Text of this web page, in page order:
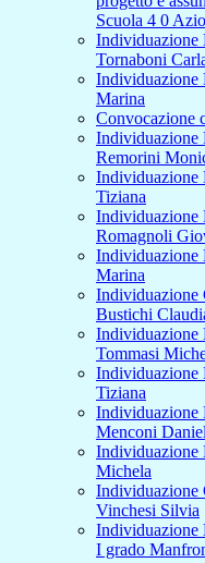
Scuola 4 0
Individuazione
Tornaboni
Individuazione
Marina
Convocazione
Individuazione
Remorini
Individuazione
Tiziana
Individuazione
Romagnoli
Individuazione
Marina
Individuazione
Bustichi
Individuazione
Tommasi
Individuazione
Tiziana
Individuazione
Menconi
Individuazione
Michela
Individuazione
Vinchesi Silvia
Individuazione
I grado